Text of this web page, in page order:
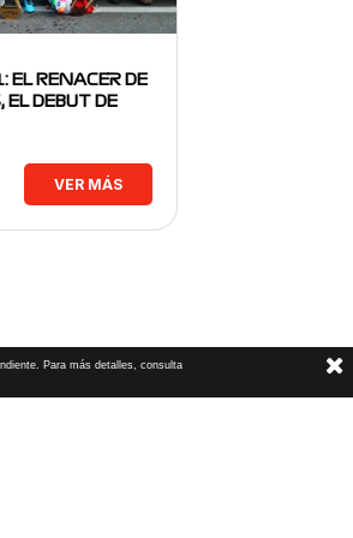
EL RENACER DE
EL DEBUT DE
VER MÁS
Para más detalles, consulta